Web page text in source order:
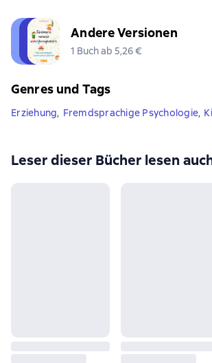
Andere Versionen
1 Buch ab 5,26 €
Genres und Tags
Erziehung, Fremdsprachige Psychologie,
Leser dieser Bücher lesen